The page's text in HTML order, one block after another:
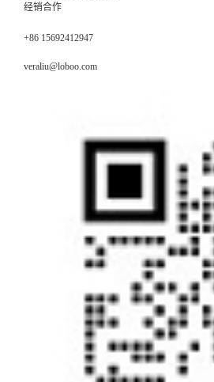
经销合作
+86 15692412947
veraliu@loboo.com